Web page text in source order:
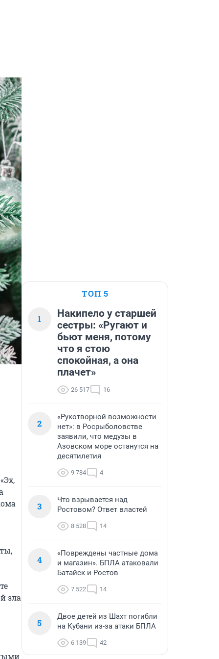
зла
ТОП 5
1
Накипело у старшей
сестры: «Ругают и
бьют меня, потому
что я стою
спокойная, а она
плачет»
26 517 16
2
«Рукотворной возможности
нет»: в Росрыболовстве
заявили, что медузы в
Азовском море останутся на
десятилетия
9 784 4
3
Что взрывается над
Ростовом? Ответ властей
8 528 14
4
«Повреждены частные дома
и магазин». БПЛА атаковали
Батайск и Ростов
7 522 14
5
Двое детей из Шахт погибли
на Кубани из-за атаки БПЛА
6 139 42